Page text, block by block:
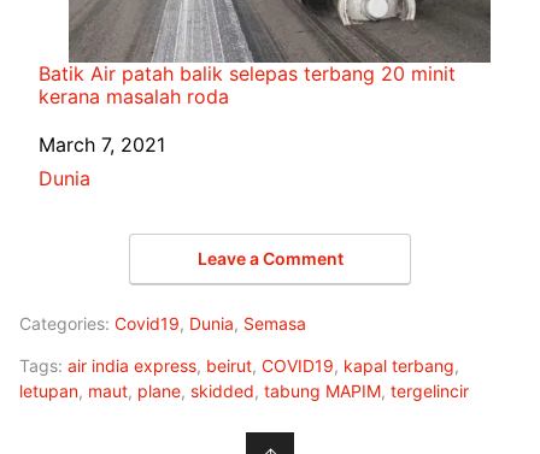
Batik Air patah balik selepas terbang 20 minit
kerana masalah roda
Date
March 7, 2021
In relation to
Dunia
Leave a Comment
Categories: Covid19, Dunia, Semasa
Tags: air india express, beirut, COVID19, kapal terbang,
letupan, maut, plane, skidded, tabung MAPIM, tergelincir